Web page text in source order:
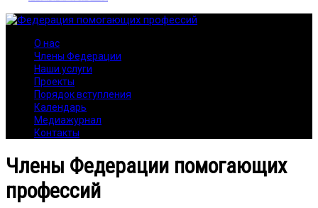
О нас
Члены Федерации
Наши услуги
Проекты
Порядок вступления
Календарь
Медиажурнал
Контакты
Члены Федерации помогающих
профессий